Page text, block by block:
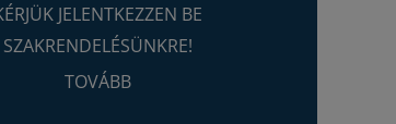
JELENTKEZZEN BE
SZAKRENDELÉSÜNKRE!
TOVÁBB